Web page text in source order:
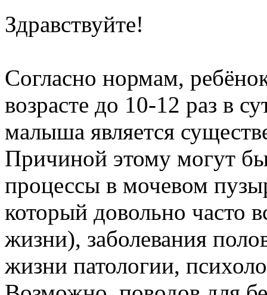
Здравствуйте!
Согласно нормам,
возрасте до 10-12 раз в
малыша является
Причиной этому могут
процессы в мочевом
который довольно часто
жизни), заболевания
жизни патологии,